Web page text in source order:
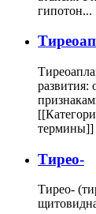
гипотон...
развития:
термины]]
Тирео-
Тирео-